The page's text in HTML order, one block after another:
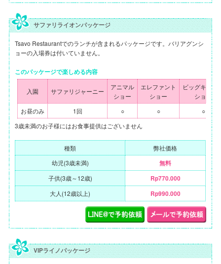
サファリライオンパッケージ
Tsavo Restaurantでのランチが含まれるパッケージです。バリアグンシ
ョーの入場券は付いていません。
このパッケージで楽しめる内容
入園 サファリジャーニー
アニマル
ショー
エレファント
ショー
ビッグキャッ
ショー
お昼のみ
1回 ○ ○
○
3歳未満のお子様にはお食事提供はございません
種類
弊社価格
幼児(3歳未満)
無料
子供(3歳～12歳)
Rp770.000
大人(12歳以上)
Rp990.000
VIPライノパッケージ